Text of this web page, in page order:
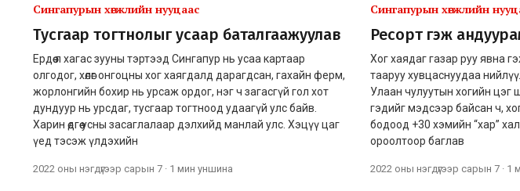
Сингапурын хөгжлийн нууцаас
Тусгаар тогтнолыг усаар баталгаажуулав
Ердөө л хагас зууны тэртээд Сингапур нь усаа картаар
олгодог, хөлөг онгоцны хог хаягдалд дарагдсан, гахайн ферм,
жорлонгийн бохир нь урсаж ордог, нэг ч загасгүй гол хот
дундуур нь урсдаг, тусгаар тогтноод удаагүй улс байв.
Харин өдгөө усны засаглалаар дэлхийд манлай улс. Хэцүү цаг
үед тэсэж үлдэхийн
2022 оны нэгдүгээр сарын 7 · 1 мин уншина
Сингапурын хөгжлийн
Ресорт гэж
Хог хаядаг газар руу явна гэж
тааруу хувцаснуудаа
Улаан чулуутын хогийн цэг
гэдийг мэдсээр байсан ч,
бодоод +30 хэмийн “хар”
ороолтоор баглав
2022 оны нэгдүгээр сарын 7 · 1